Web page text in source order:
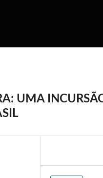
UMA